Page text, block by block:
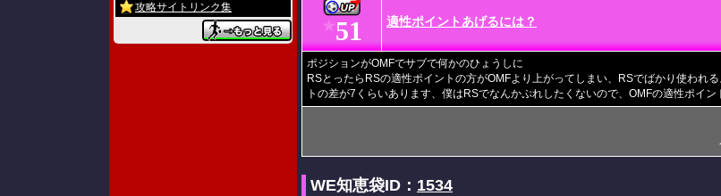
攻略サイトリンク集
★51 適性ポイントあげるには？
ポジションがOMFでサブで何かのひょうしに
RSとったらRSの適性ポイントの方がOMFより上がってしまい、RSでばかり使われ
トの差が7くらいあります、僕はRSでなんかぷれしたくないので、OMFの適性ポイン
WE知恵袋ID： 1534